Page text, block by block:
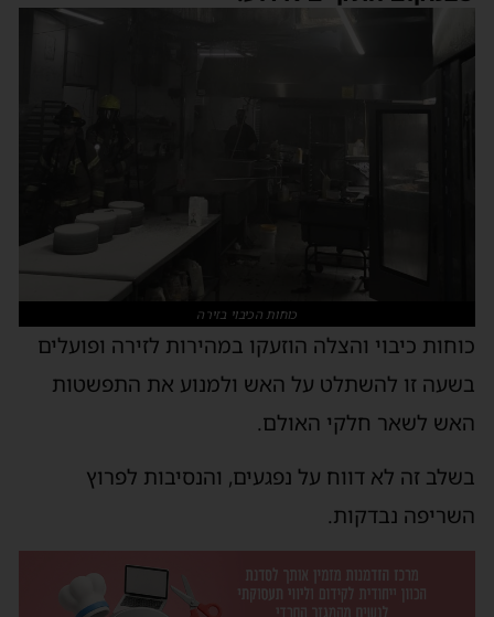
כוחות הכיבוי בזירה
כוחות כיבוי והצלה הוזעקו במהירות לזירה ופועלים
בשעה זו להשתלט על האש ולמנוע את התפשטות
האש לשאר חלקי האולם.
בשלב זה לא דווח על נפגעים, והנסיבות לפרוץ
השריפה נבדקות.